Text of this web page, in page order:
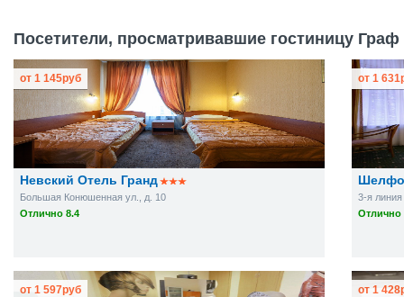
Посетители, просматривавшие гостиницу Граф
Невский Отель Гранд
Большая Конюшенная ул., д. 10
Отлично 8.4
от 1 145руб
3-я линия
Отлично
от 1 631
от 1 597руб от 1 428